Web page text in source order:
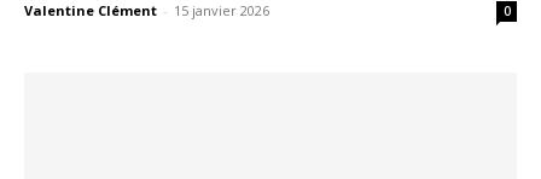
Valentine Clément - 15 janvier 2026 0